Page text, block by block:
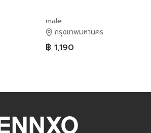
male
กรุงเทพมหานคร
฿ 1,190